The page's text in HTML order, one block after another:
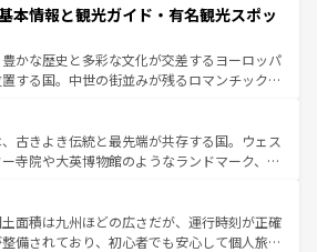
よって風土や気候が異なるスペインはその個
を参照してほしい。
力が詰まっている。華麗な宮殿、歴史的な大
ビーチ、そして豊かな自然が、訪れる者を心
る。また、フランスは美食の国としても知ら
料理はユネスコ無形文化遺産にも登録されて
ンダー畑など、多彩な楽しみ方が可能だ。さ
以外の地域にも魅力が溢れており、どの街角に
と文化が息づいている。パリ以外の個性あふ
しい。
本情報と観光ガイド・有名観光スポッ
豊かな歴史と多彩な文化が交差するヨーロッパ
する国。中世の街並みが残るロマンチック街
国は、どこを歩いても飽きることがない。ベ
的活気、バイエルン州のアルプスの絶景、そ
沿いのワイン畑といった風景は必見。ビール
人にはぜひ体験してほしい。 なお、新着の
コンテンツ一覧を参照してほしい。
古きよき伝統と最先端が共存する国。ウェス
寺院や大英博物館のようなランドマーク、歴
なる魅力がある。また、優雅なアフタヌーン
ル好きにはたまらない英国パブ、サッカー観
だからこそできる体験も豊富。イギリスを旅
面積は九州ほどの広さだが、運行時刻が正確
備されており、初心者でも安心して個人旅行